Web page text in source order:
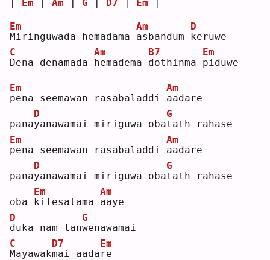
Em Am G D7 Em
M
Em
iringuwada hemadama a
Am
sbandum k
D
eruwe
D
C
ena denamada h
Am
emadema d
B7
othinma p
Em
iduwe
p
Em
ena seemawan rasabaladdi a
Am
adare
panay
D
anawamai miriguwa obat
G
ath rahase
p
Em
ena seemawan rasabaladdi a
Am
adare
panay
D
anawamai miriguwa obat
G
ath rahase
oba k
Em
ilesatama a
Am
aye
d
D
uka nam lanw
G
enawamai
M
C
ayawakm
D7
ai aadar
Em
e